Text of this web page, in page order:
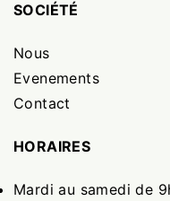
SOCIÉTÉ
Nous
Evenements
Contact
HORAIRES
Mardi au samedi de